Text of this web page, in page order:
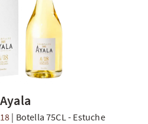
Ayala
| Botella 75CL- Estuche